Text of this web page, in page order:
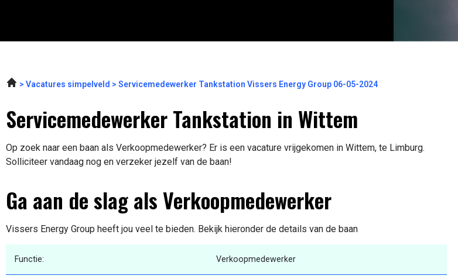
Vacatures simpelveld Servicemedewerker Tankstation Vissers Energy Group 06-05-2024
Servicemedewerker Tankstation in Wittem
Op zoek naar een baan als Verkoopmedewerker? Er is een vacature vrijgekomen in Wittem, te Limburg.
Solliciteer vandaag nog en verzeker jezelf van de baan!
Ga aan de slag als Verkoopmedewerker
Vissers Energy Group heeft jou veel te bieden. Bekijk hieronder de details van de baan
Functie: Verkoopmedewerker